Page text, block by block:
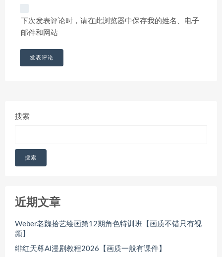
下次发表评论时，请在此浏览器中保存我的姓名、电子
邮件和网站
搜索
搜索
近期文章
Weber老魏拾艺绘画第12期角色特训班【画质不错只有视
频】
绯红天尊AI漫剧教程2026【画质一般有课件】